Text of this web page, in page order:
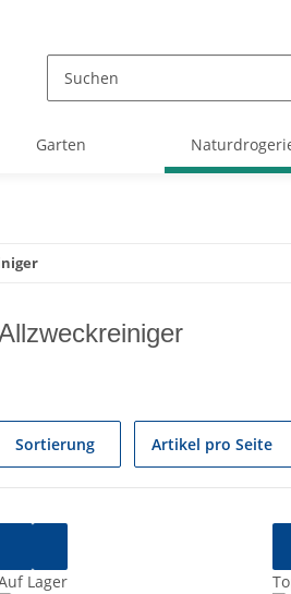
Garten
Sortierung Artikel pro Seite
Lager